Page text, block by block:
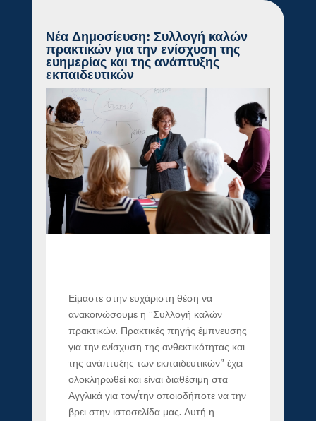
Νέα Δημοσίευση: Συλλογή καλών
πρακτικών για την ενίσχυση της
ευημερίας και της ανάπτυξης
εκπαιδευτικών
Είμαστε στην ευχάριστη θέση να
ανακοινώσουμε η “Συλλογή καλών
πρακτικών. Πρακτικές πηγής έμπνευσης
για την ενίσχυση της ανθεκτικότητας και
της ανάπτυξης των εκπαιδευτικών” έχει
ολοκληρωθεί και είναι διαθέσιμη στα
Αγγλικά για τον/την οποιοδήποτε να την
βρει στην ιστοσελίδα μας. Αυτή η